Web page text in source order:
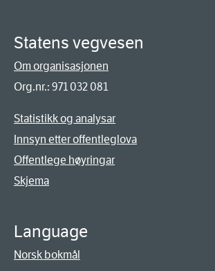
Statens vegvesen
Om organisasjonen
Org.nr.: 971 032 081
Statistikk og analysar
Innsyn etter offentleglova
Offentlege høyringar
Skjema
Language
Norsk bokmål